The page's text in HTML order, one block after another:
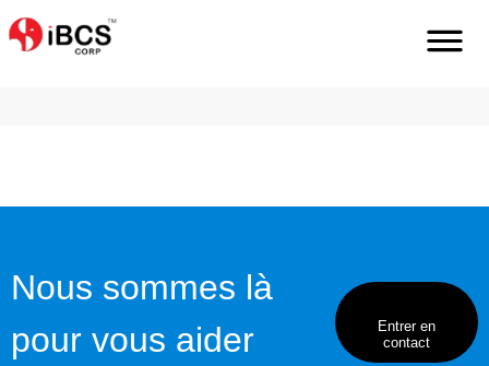
Services
Services-Dintégration-Et-Migration
Nous sommes là
pour vous aider
Entrer en
contact